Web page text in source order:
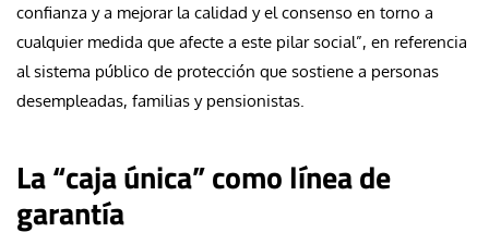
confianza y a mejorar la calidad y el consenso en torno a
cualquier medida que afecte a este pilar social”, en referencia
al sistema público de protección que sostiene a personas
desempleadas, familias y pensionistas.
La “caja única” como línea de
garantía